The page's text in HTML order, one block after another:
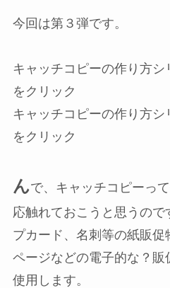
今回は第３弾です。
キャッチコピーの作り方シ
をクリック
キャッチコピーの作り方シ
をクリック
んで、キャッチコピーっ
応触れておこうと思うので
プカード、名刺等の紙販促
ページなどの電子的な？販
使用します。